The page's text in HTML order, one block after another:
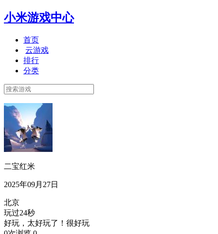
小米游戏中心
首页
云游戏
排行
分类
二宝红米
2025年09月27日
北京
玩过24秒
好玩，太好玩了！很好玩